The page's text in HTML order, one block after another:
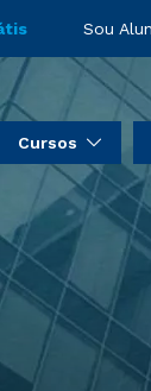
Sou
Cursos